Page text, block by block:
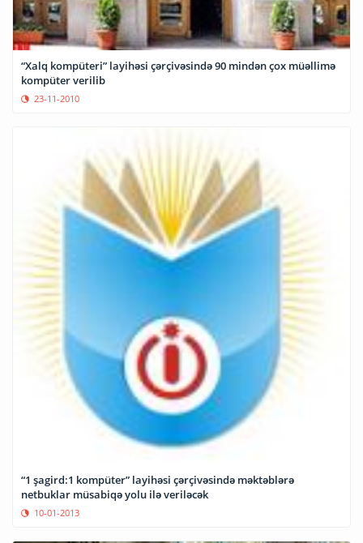
“Xalq kompüteri” layihəsi çərçivəsində 90 mindən çox müəllimə
kompüter verilib
23-11-2010
“1 şagird:1 kompüter” layihəsi çərçivəsində məktəblərə
netbuklar müsabiqə yolu ilə veriləcək
10-01-2013